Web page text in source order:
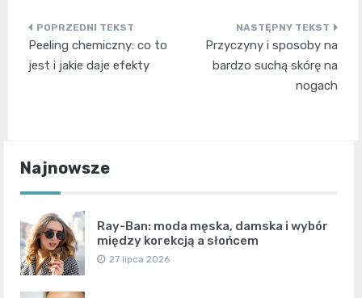
Nawigacja
wpisu
Peeling chemiczny: co to
jest i jakie daje efekty
Przyczyny i sposoby na
bardzo suchą skórę na
nogach
Najnowsze
Ray-Ban: moda męska, damska i wybór
między korekcją a słońcem
27 lipca 2026